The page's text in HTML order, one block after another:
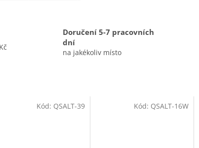
Doručení 5-7 pracovních
dní
na jakékoliv místo
Kód: QSALT-39 Kód: QSALT-16W